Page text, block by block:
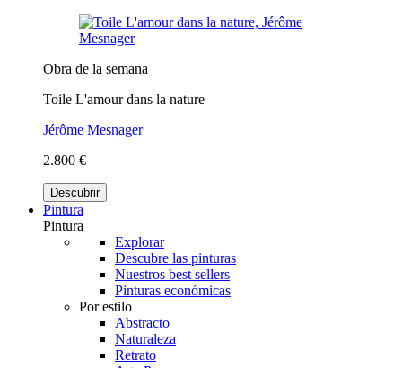
Obra de la semana
Toile L'amour dans la nature
Jérôme Mesnager
2.800 €
Descubrir
Pintura
Pintura
Explorar
Descubre las pinturas
Nuestros best sellers
Pinturas económicas
Por estilo
Abstracto
Naturaleza
Retrato